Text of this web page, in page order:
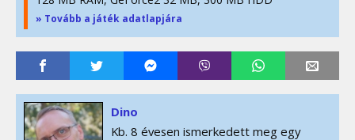
» Tovább a játék adatlapjára
Dino
Kb. 8 évesen ismerkedett meg egy